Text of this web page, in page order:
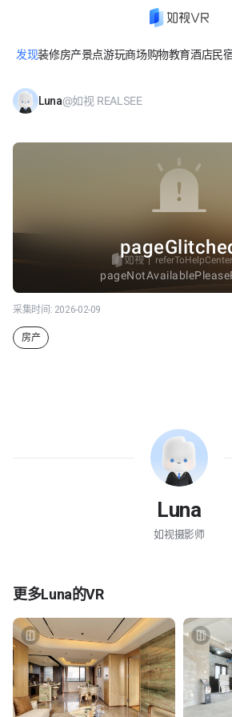
发现装修房产景点游玩商场购物教育酒店民
荣安
Luna@如视 REALSEE
采集时间: 2026-02-09
房产
Luna
如视摄影师
更多Luna的VR